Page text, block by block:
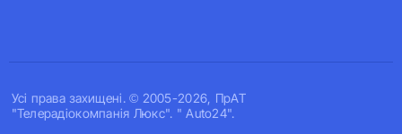
Усi права захищенi. © 2005-2026, ПрАТ
"Телерадіокомпанія Люкс". " Auto24".